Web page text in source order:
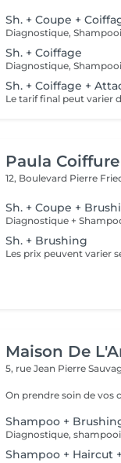
Sh. + Coupe +
Sh. + Coiffage
Sh. + Coiffage +
Paula Coiffure
12, Boulevard Pierre
Sh. + Coupe +
Sh. + Brushing
Maison De
5, rue Jean Pierre
On prendre soin de vos
Shampoo +
Diagnostique,
Shampoo + Haircut